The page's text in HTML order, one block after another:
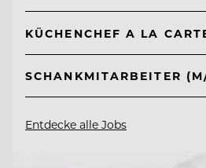
KÜCHENCHEF A LA
SCHANKMITARBEITER
Entdecke alle Jobs